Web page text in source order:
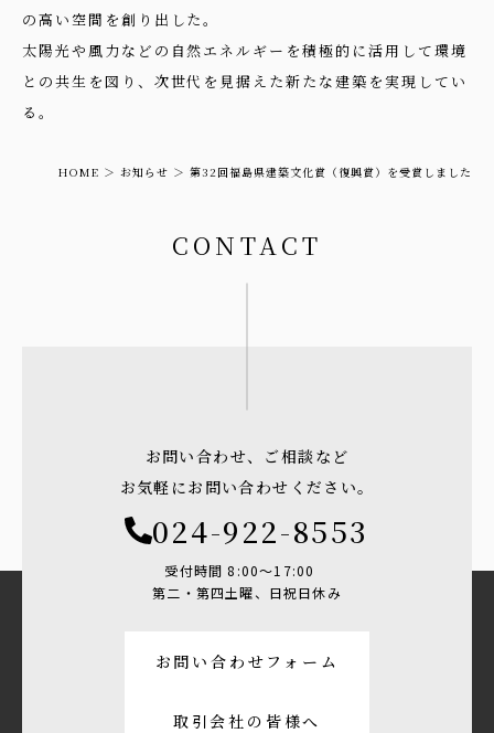
の高い空間を創り出した。
太陽光や風力などの自然エネルギーを積極的に活用して環境
との共生を図り、次世代を見据えた新たな建築を実現してい
る。
HOME お知らせ 第32回福島県建築文化賞（復興賞）を受賞しました
CONTACT
お問い合わせ、ご相談など
お気軽にお問い合わせください。
024-922-8553
受付時間 8:00〜17:00
第二・第四土曜、日祝日休み
お問い合わせフォーム
取引会社の皆様へ